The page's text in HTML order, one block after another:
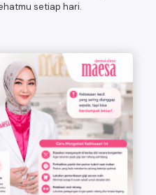
setiap hari.